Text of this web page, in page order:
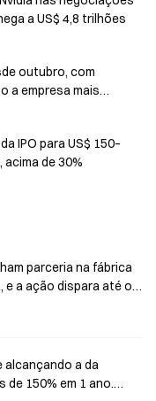
a US$ 4,8 trilhões
outubro, com
a empresa mais
IPO para US$ 150–
de 30%
parceria na fábrica
e a ação dispara até o
a da
de 150% em 1 ano.